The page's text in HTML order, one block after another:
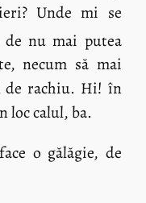
Unde mi se
nu mai putea
necum să mai
de rachiu. Hi! în
loc calul, ba.
o gălăgie, de